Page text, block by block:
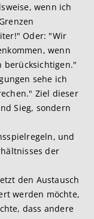
wenn ich
Oder: "Wir
wenn
berücksichtigen."
sehe ich
Ziel dieser
Sieg, sondern
und
der
den Austausch
werden möchte,
dass andere